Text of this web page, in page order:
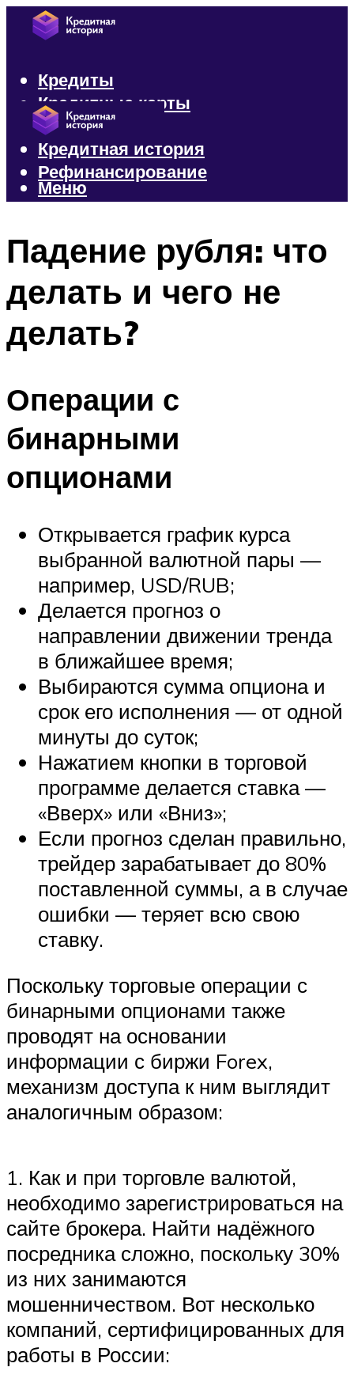
Кредиты
Кредитные карты
Микрозаймы
Кредитная история
Рефинансирование
Меню
Падение рубля: что
делать и чего не
делать?
Операции с
бинарными
опционами
Открывается график курса
выбранной валютной пары —
например, USD/RUB;
Делается прогноз о
направлении движении тренда
в ближайшее время;
Выбираются сумма опциона и
срок его исполнения — от одной
минуты до суток;
Нажатием кнопки в торговой
программе делается ставка —
«Вверх» или «Вниз»;
Если прогноз сделан правильно,
трейдер зарабатывает до 80%
поставленной суммы, а в случае
ошибки — теряет всю свою
ставку.
Поскольку торговые операции с
бинарными опционами также
проводят на основании
информации с биржи Forex,
механизм доступа к ним выглядит
аналогичным образом:
1. Как и при торговле валютой,
необходимо зарегистрироваться на
сайте брокера. Найти надёжного
посредника сложно, поскольку 30%
из них занимаются
мошенничеством. Вот несколько
компаний, сертифицированных для
работы в России: